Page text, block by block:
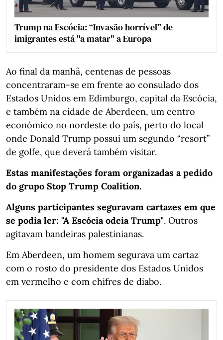
Trump na Escócia: “Invasão horrível” de
imigrantes está "a matar" a Europa
Ao final da manhã, centenas de pessoas
concentraram-se em frente ao consulado dos
Estados Unidos em Edimburgo, capital da Escócia,
e também na cidade de Aberdeen, um centro
económico no nordeste do país, perto do local
onde Donald Trump possui um segundo “resort”
de golfe, que deverá também visitar.
Estas manifestações foram organizadas a pedido
do grupo Stop Trump Coalition.
Alguns participantes seguravam cartazes em que
se podia ler: "A Escócia odeia Trump". Outros
agitavam bandeiras palestinianas.
Em Aberdeen, um homem segurava um cartaz
com o rosto do presidente dos Estados Unidos
em vermelho e com chifres de diabo.